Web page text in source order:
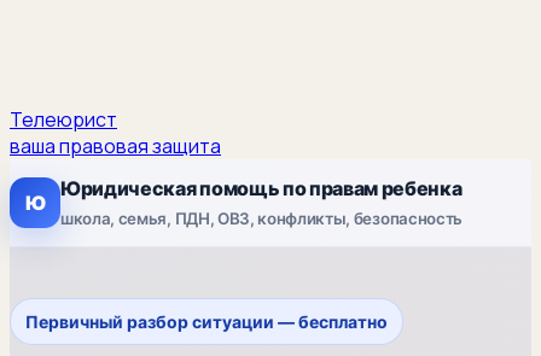
Телеюрист
ваша правовая защита
Ю
Юридическая помощь по правам ребенка
школа, семья, ПДН, ОВЗ, конфликты, безопасность
Первичный разбор ситуации — бесплатно